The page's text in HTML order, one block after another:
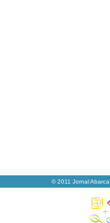
© 2011 Jornal